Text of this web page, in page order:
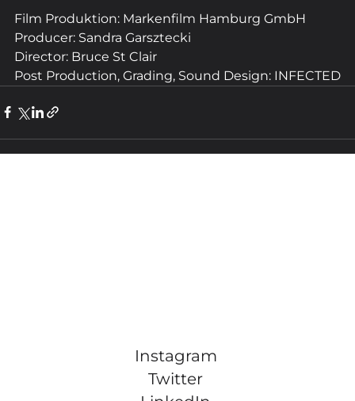
Film Produktion: Markenfilm Hamburg GmbH
Producer: Sandra Garsztecki
Director: Bruce St Clair
Post Production, Grading, Sound Design: INFECTED
Instagram
Twitter